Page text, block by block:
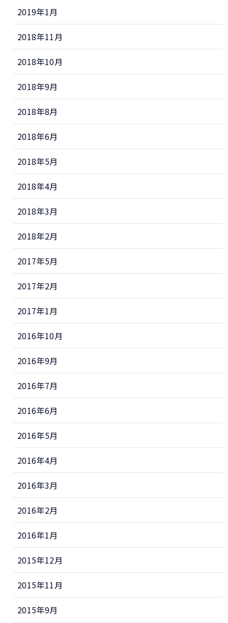
2019年1月
2018年11月
2018年10月
2018年9月
2018年8月
2018年6月
2018年5月
2018年4月
2018年3月
2018年2月
2017年5月
2017年2月
2017年1月
2016年10月
2016年9月
2016年7月
2016年6月
2016年5月
2016年4月
2016年3月
2016年2月
2016年1月
2015年12月
2015年11月
2015年9月